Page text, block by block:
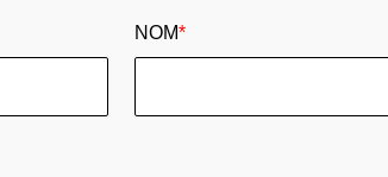
NOM*